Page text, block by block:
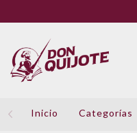
Inicio Categorías